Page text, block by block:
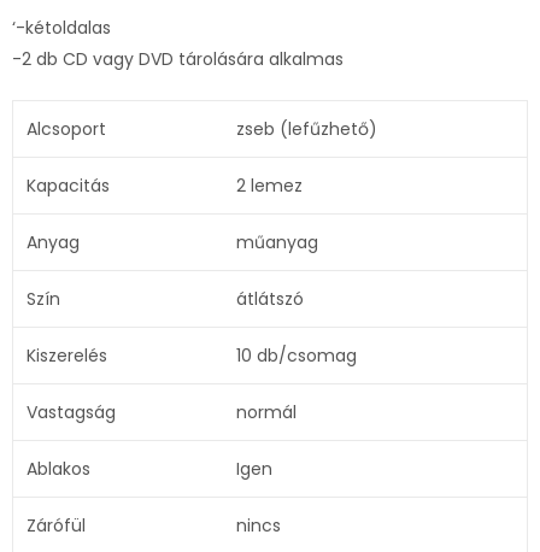
‘-kétoldalas
-2 db CD vagy DVD tárolására alkalmas
Alcsoport zseb (lefűzhető)
Kapacitás 2 lemez
Anyag műanyag
Szín átlátszó
Kiszerelés 10 db/csomag
Vastagság normál
Ablakos Igen
Zárófül nincs